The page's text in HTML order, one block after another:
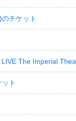
チケット
The Imperial
ト